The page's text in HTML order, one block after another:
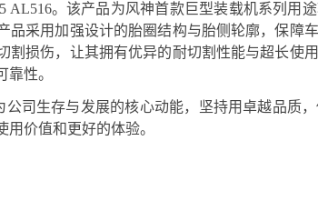
AL516。该产品为风神首款巨型装载机系列用
品采用加强设计的胎圈结构与胎侧轮廓，保障
割损伤，让其拥有优异的耐切割性能与超长使
性。
公司生存与发展的核心动能，坚持用卓越品质
价值和更好的体验。